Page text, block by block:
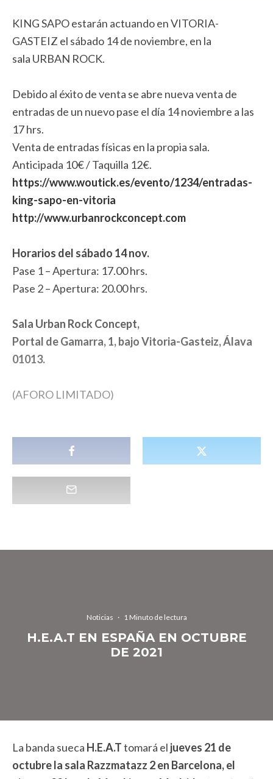
KING SAPO estarán actuando en VITORIA-
GASTEIZ el sábado 14 de noviembre, en la
sala URBAN ROCK.
Debido al éxito de venta se abre nueva venta de
entradas de un nuevo pase el día 14 noviembre a las
17 hrs.
Venta de entradas físicas en la propia sala.
Anticipada 10€ / Taquilla 12€.
https://www.woutick.es/evento/1234/entradas-
king-sapo-en-vitoria​
http://www.urbanrockconcept.com
Horarios del sábado 14 nov.
Pase 1 – Apertura: 17.00 hrs.
Pase 2 – Apertura: 20.00 hrs.
Sala Urban Rock Concept,
Portal de Gamarra, 1, bajo Vitoria-Gasteiz, Álava
01013.
(AFORO LIMITADO)
Noticias · 1 Minuto de lectura
H.E.A.T EN ESPAÑA EN OCTUBRE
DE 2021
La banda sueca H.E.A.Ttomará el jueves 21 de
octubre la sala Razzmatazz 2 en Barcelona, el